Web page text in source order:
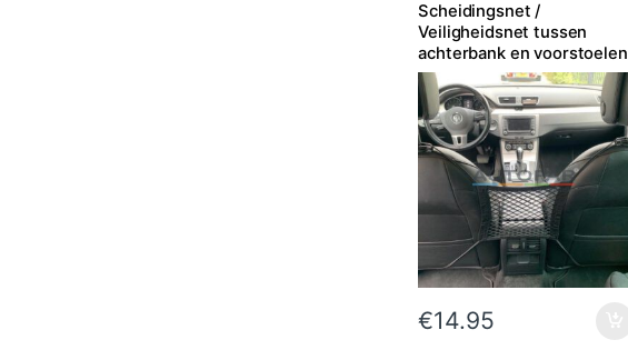
Scheidingsnet /
Veiligheidsnet tussen
achterbank en voorstoelen
€14.95